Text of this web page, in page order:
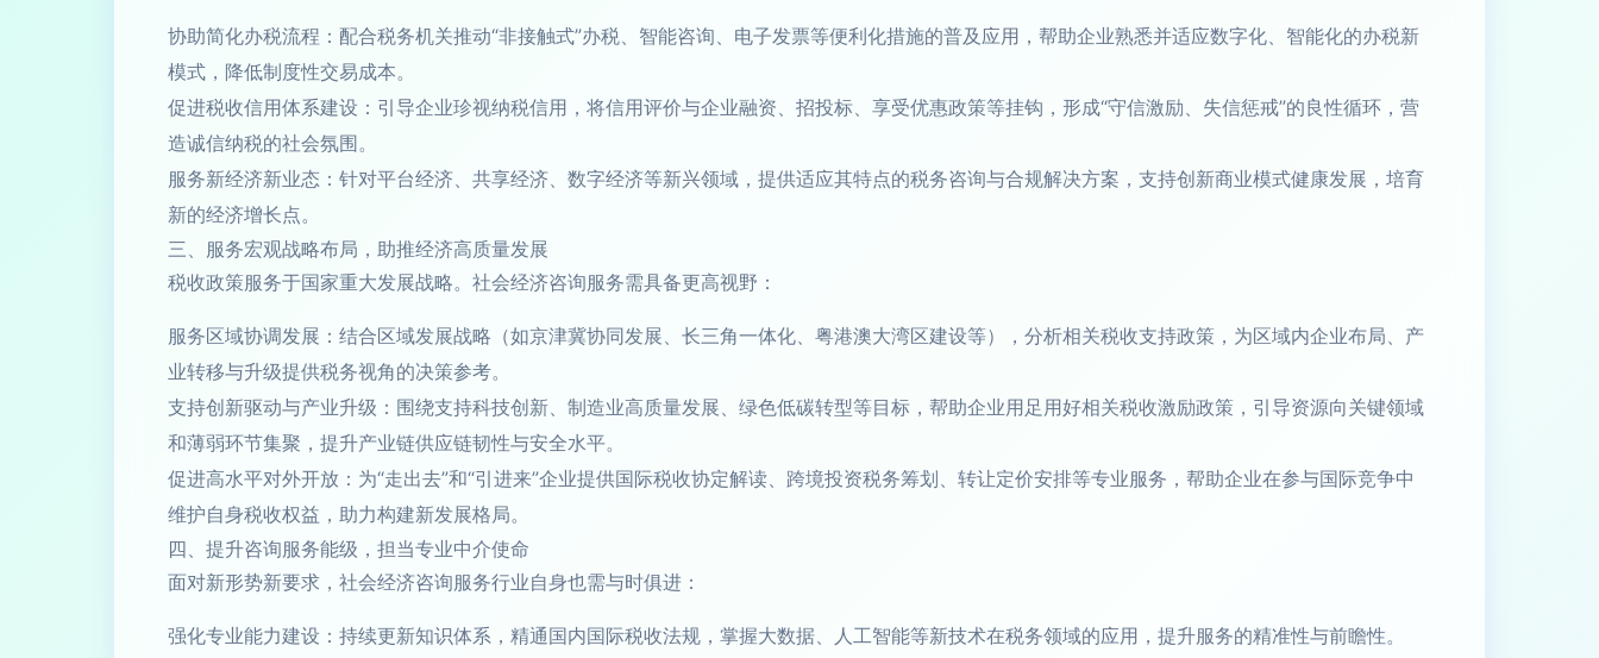
协助简化办税流程：配合税务机关推动“非接触式”办税、智能咨询、电子发票等便利化措施的普及应用，帮助企业熟悉并适应数字化、智能化的办税新
模式，降低制度性交易成本。
促进税收信用体系建设：引导企业珍视纳税信用，将信用评价与企业融资、招投标、享受优惠政策等挂钩，形成“守信激励、失信惩戒”的良性循环，营
造诚信纳税的社会氛围。
服务新经济新业态：针对平台经济、共享经济、数字经济等新兴领域，提供适应其特点的税务咨询与合规解决方案，支持创新商业模式健康发展，培育
新的经济增长点。
三、服务宏观战略布局，助推经济高质量发展
税收政策服务于国家重大发展战略。社会经济咨询服务需具备更高视野：
服务区域协调发展：结合区域发展战略（如京津冀协同发展、长三角一体化、粤港澳大湾区建设等），分析相关税收支持政策，为区域内企业布局、产
业转移与升级提供税务视角的决策参考。
支持创新驱动与产业升级：围绕支持科技创新、制造业高质量发展、绿色低碳转型等目标，帮助企业用足用好相关税收激励政策，引导资源向关键领域
和薄弱环节集聚，提升产业链供应链韧性与安全水平。
促进高水平对外开放：为“走出去”和“引进来”企业提供国际税收协定解读、跨境投资税务筹划、转让定价安排等专业服务，帮助企业在参与国际竞争中
维护自身税收权益，助力构建新发展格局。
四、提升咨询服务能级，担当专业中介使命
面对新形势新要求，社会经济咨询服务行业自身也需与时俱进：
强化专业能力建设：持续更新知识体系，精通国内国际税收法规，掌握大数据、人工智能等新技术在税务领域的应用，提升服务的精准性与前瞻性。